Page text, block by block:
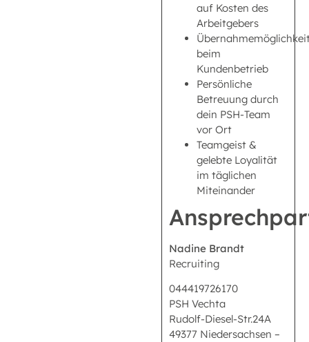
auf Kosten des
Arbeitgebers
beim
Kundenbetrieb
Persönliche
Betreuung durch
dein PSH-Team
vor Ort
Teamgeist &
gelebte Loyalität
im täglichen
Miteinander
Nadine Brandt
Recruiting
044419726170
PSH Vechta
Rudolf-Diesel-Str.24A
49377 Niedersachsen –